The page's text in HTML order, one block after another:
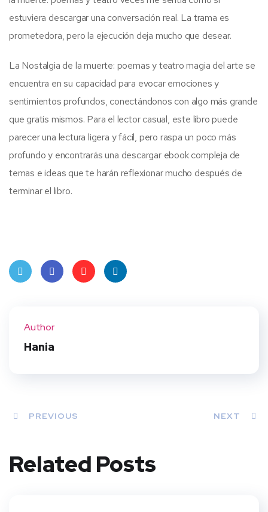
estuviera descargar una conversación real. La trama es
prometedora, pero la ejecución deja mucho que desear.
La Nostalgia de la muerte: poemas y teatro magia del arte se
encuentra en su capacidad para evocar emociones y
sentimientos profundos, conectándonos con algo más grande
que gratis mismos. Para el lector casual, este libro puede
parecer una lectura ligera y fácil, pero raspa un poco más
profundo y encontrarás una descargar ebook compleja de
temas e ideas que te harán reflexionar mucho después de
terminar el libro.
Author
Hania
PREVIOUS NEXT
Related Posts